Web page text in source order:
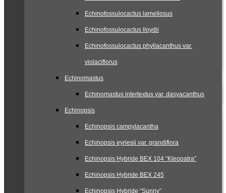
Echinofossulocactus lamellosus
Echinofossulocactus lloydii
Echinofossulocactus phyllacanthus var.
violaciflorus
Echinomastus
Echinomastus intertextus var. dasyacanthus
Echinopsis
Echinopsis campylacantha
Echinopsis eyriesii var. grandiflora
Echinopsis Hybride BEX 104 “Kleopatra”
Echinopsis Hybride BEX 245
Echinopsis Hybride “Sunny”